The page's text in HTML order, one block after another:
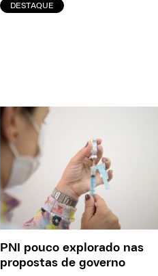
DESTAQUE
PNI pouco explorado nas
propostas de governo